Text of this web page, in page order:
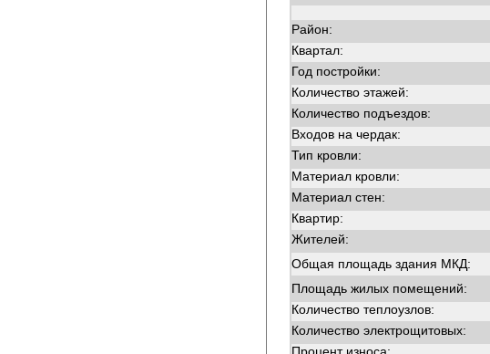
Район:
Квартал:
Год постройки:
Количество этажей:
Количество подъездов:
Входов на чердак:
Тип кровли:
Материал кровли:
Материал стен:
Квартир:
Жителей:
Общая площадь здания МКД:
Площадь жилых помещений:
Количество теплоузлов:
Количество электрощитовых: